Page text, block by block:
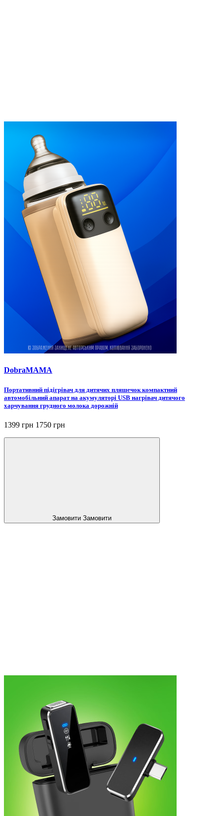
DobraMAMA
Портативний підігрівач для дитячих пляшечок компактний
автомобільний апарат на акумуляторі USB нагрівач дитячого
харчування грудного молока дорожній
1399 грн 1750 грн
Замовити Замовити